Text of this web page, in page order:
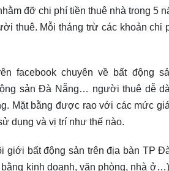
đỡ chi phí tiền thuê nhà trong 5
thuê. Mỗi tháng trừ các khoản chi
facebook chuyên về bất động
sản Đà Nẵng… người thuê dễ
Mặt bằng được rao với các mức
dụng và vị trí như thế nào.
giới bất động sản trên địa bàn TP
kinh doanh, văn phòng, nhà